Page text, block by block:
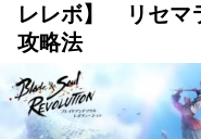
レレボ】 リセマ
攻略法